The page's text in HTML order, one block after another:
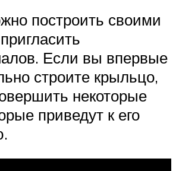
построить своими
Если вы впервые
строите крыльцо,
некоторые
приведут к его